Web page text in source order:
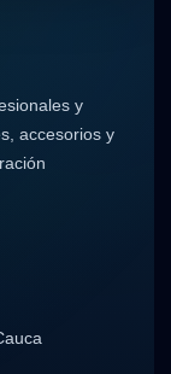
y
accesorios y